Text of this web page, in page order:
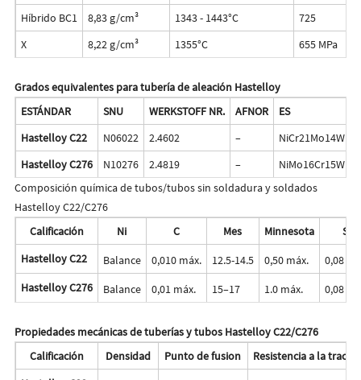
Híbrido BC1
8,83 g/cm³ 1343 - 1443°C
725
X
8,22 g/cm³ 1355°C 655 MPa
Grados equivalentes para tubería de aleación Hastelloy
ESTÁNDAR
SNU WERKSTOFF NR. AFNOR ES
Hastelloy C22
N06022 2.4602 – NiCr21Mo14W
Hastelloy C276
N10276 2.4819 – NiMo16Cr15W
Composición química de tubos/tubos sin soldadura y soldados
Hastelloy C22/C276
Calificación
Ni C Mes Minnesota
Si
Hastelloy C22
Balance 0,010 máx. 12.5-14.5 0,50 máx.
0,08
Hastelloy C276
Balance 0,01 máx. 15–17 1.0 máx. 0,08
Propiedades mecánicas de tuberías y tubos Hastelloy C22/C276
Calificación
Densidad Punto de fusion
Resistencia a la